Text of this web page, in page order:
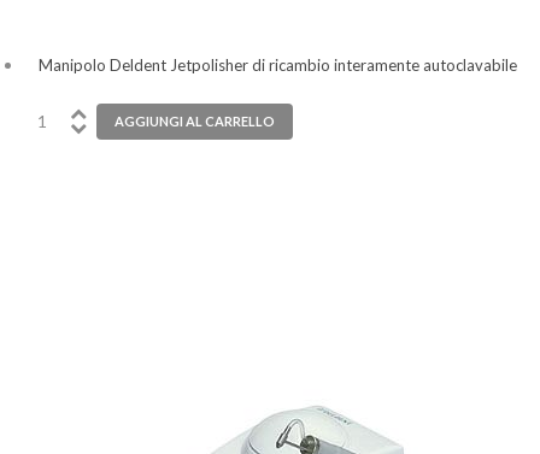
Manipolo Deldent Jetpolisher di ricambio interamente autoclavabile